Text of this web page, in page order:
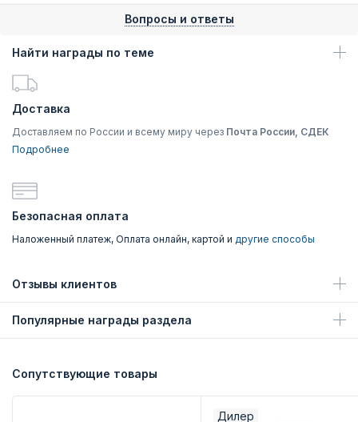
Вопросы и ответы
Найти награды по теме
Доставка
Доставляем по России и всему миру через Почта России, СДЕК
Подробнее
Безопасная оплата
Наложенный платеж, Оплата онлайн, картой и другие способы
Отзывы клиентов
Популярные награды раздела
Сопутствующие товары
Дилер